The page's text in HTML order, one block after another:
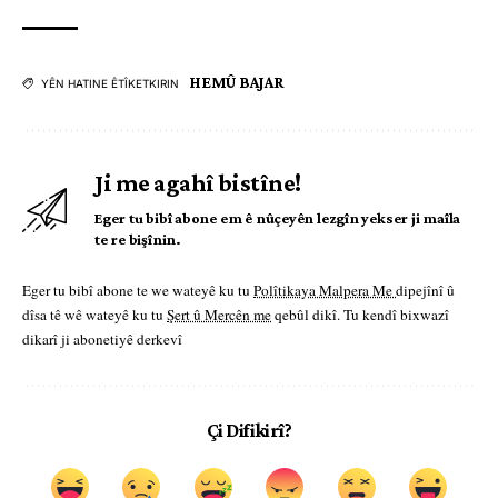
YÊN HATINE ÊTÎKETKIRIN HEMÛ BAJAR
Ji me agahî bistîne!
Eger tu bibî abone em ê nûçeyên lezgîn yekser ji maîla
te re bişînin.
Eger tu bibî abone te we wateyê ku tu Polîtikaya Malpera Medipejînî û
dîsa tê wê wateyê ku tu Şert û Mercên meqebûl dikî. Tu kendî bixwazî
dikarî ji abonetiyê derkevî
Çi Difikirî?